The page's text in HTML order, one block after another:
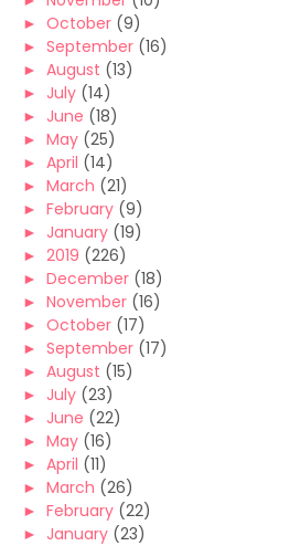
► October (9)
► September (16)
► August (13)
► July (14)
► June (18)
► May (25)
► April (14)
► March (21)
► February (9)
► January (19)
► 2019 (226)
► December (18)
► November (16)
► October (17)
► September (17)
► August (15)
► July (23)
► June (22)
► May (16)
► April (11)
► March (26)
► February (22)
► January (23)